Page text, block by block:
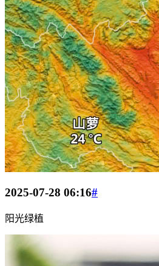
2025-07-28 06:16#
阳光绿植